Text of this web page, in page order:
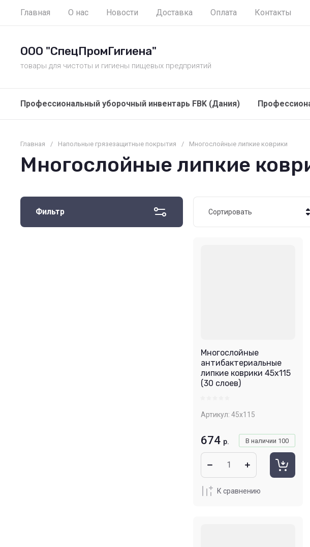
Главная О нас Новости Доставка Оплата Контакты
ООО "СпецПромГигиена"
товары для чистоты и гигиены пищевых предприятий
Профессиональный уборочный инвентарь FBK (Дания)
Главная / Напольные грязезащитные покрытия / Многослойные липкие коврики
Многослойные липкие
Фильтр Сортировать
Многослойные
антибактериальные
липкие коврики 45х115
(30 слоев)
Артикул: 45х115
В наличии 100
674 р.
К сравнению